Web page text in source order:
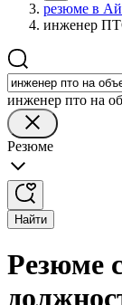
резюме в
инженер
инженер пто на
Резюме
Найти
Резюме